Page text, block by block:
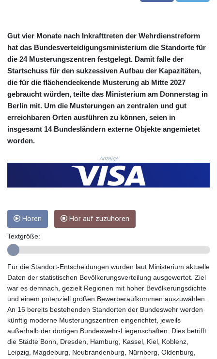
CUP 30.637594
CVE 110.26363
CZK 24.258158
DJF 205.267449
DKK 7.477932
DOP 67.289164
DZD 152.967099
EGP 57.293288
ERN 17.342035
FKP 0.8566
GBP 0.856968
GEL 3.017966
GIP 0.8566
GMD 84.980421
GTQ 8.794891
GYD 241.157003
HKD 9.067746
HNL 30.895616
HRK 7.536622
HTG 150.718127
HUF 363.096405
IDR
20580.370421
ILS 3.468234
Gut vier Monate nach Inkrafttreten der Wehrdienstreform
hat das Bundesverteidigungsministerium die Standorte für
die 24 Musterungszentren festgelegt. Damit falle der
Startschuss für den sukzessiven Aufbau der Kapazitäten,
die für die flächendeckende Musterung ab Mitte 2027
gebraucht würden, teilte das Ministerium am Donnerstag in
Berlin mit. Um die Musterungen an zentralen und gut
erreichbaren Orten ausführen zu können, seien in
insgesamt 14 Bundesländern externe Objekte angemietet
worden.
Anzeige
Hören Hör auf zuzuhören
Textgröße:
Für die Standort-Entscheidungen wurden laut Ministerium aktuelle
Daten der statistischen Bevölkerungsverteilung ausgewertet. Ziel
war es demnach, gezielt Regionen mit hoher Bevölkerungsdichte
und einem potenziell großen Bewerberaufkommen auszuwählen.
An 16 bereits bestehenden Standorten der Bundeswehr werden
künftig moderne Musterungszentren eingerichtet, jeweils
außerhalb der dortigen Bundeswehr-Liegenschaften. Dies betrifft
die Städte Bonn, Dresden, Hamburg, Kassel, Kiel, Koblenz,
Leipzig, Magdeburg, Neubrandenburg, Nürnberg, Oldenburg,